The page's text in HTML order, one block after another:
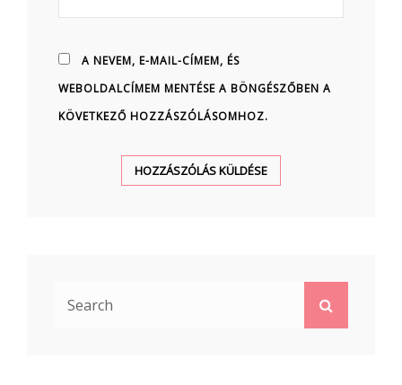
A NEVEM, E-MAIL-CÍMEM, ÉS
WEBOLDALCÍMEM MENTÉSE A BÖNGÉSZŐBEN A
KÖVETKEZŐ HOZZÁSZÓLÁSOMHOZ.